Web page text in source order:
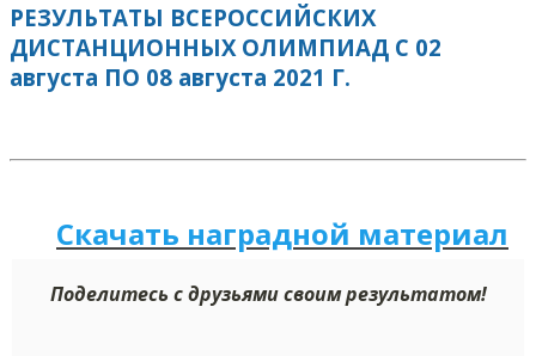
РЕЗУЛЬТАТЫ ВСЕРОССИЙСКИХ
ДИСТАНЦИОННЫХ ОЛИМПИАД С 02
августа ПО 08 августа 2021 Г.
Скачать наградной материал
Поделитесь с друзьями своим результатом!